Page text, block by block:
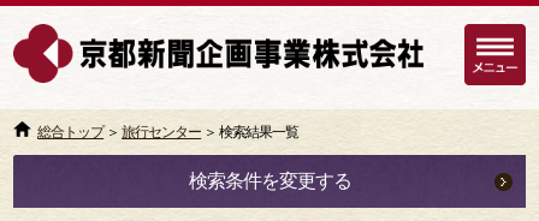
総合トップ＞旅行センター ＞ 検索結果一覧
検索条件を変更する